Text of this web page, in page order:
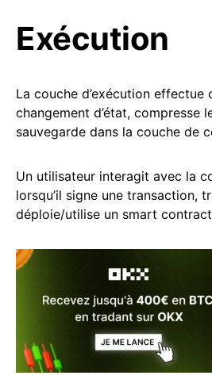
Exécution
La couche d’exécution effectue
changement d’état, compresse
sauvegarde dans la couche de
Un utilisateur interagit avec la
lorsqu’il signe une transaction,
déploie/utilise un smart